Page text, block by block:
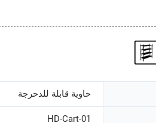
حاوية قابلة للدحرجة
HD-Cart-01